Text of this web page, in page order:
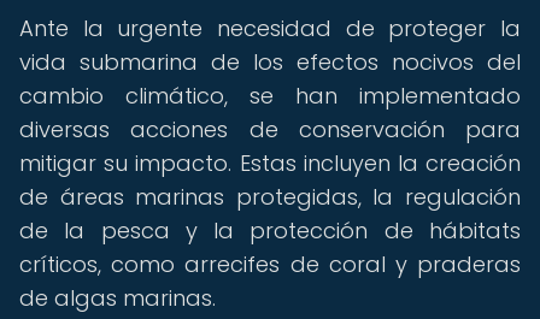
Ante la urgente necesidad de proteger la
vida submarina de los efectos nocivos del
cambio climático, se han implementado
diversas acciones de conservación para
mitigar su impacto. Estas incluyen la creación
de áreas marinas protegidas, la regulación
de la pesca y la protección de hábitats
críticos, como arrecifes de coral y praderas
de algas marinas.